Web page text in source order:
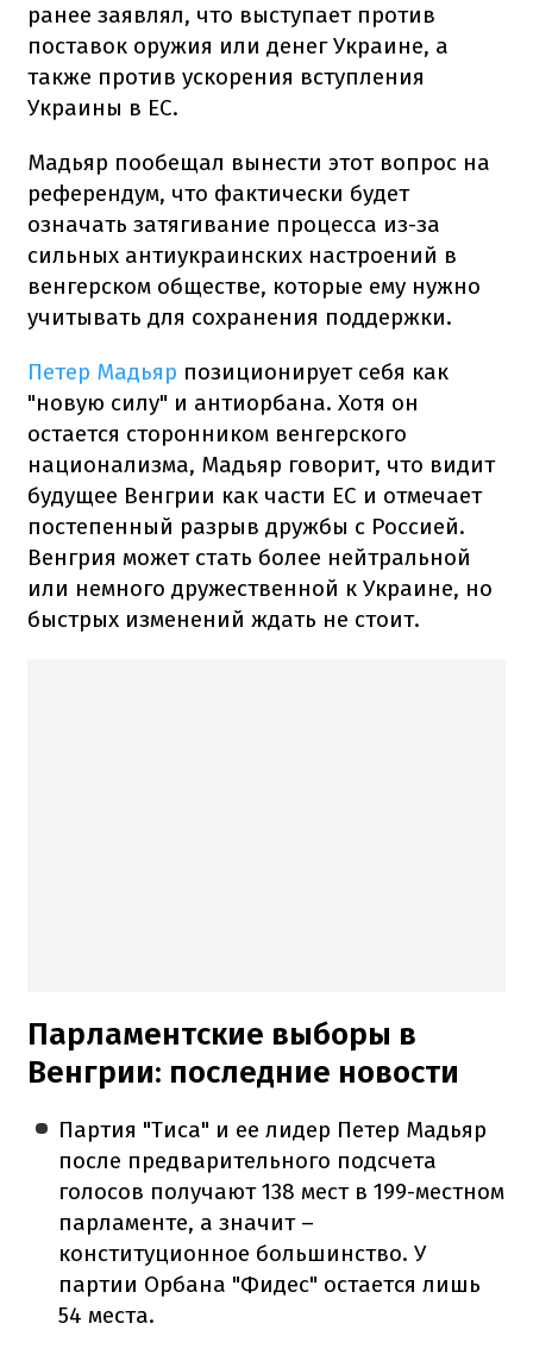
ранее заявлял, что выступает против
поставок оружия или денег Украине, а
также против ускорения вступления
Украины в ЕС.
Мадьяр пообещал вынести этот вопрос на
референдум, что фактически будет
означать затягивание процесса из-за
сильных антиукраинских настроений в
венгерском обществе, которые ему нужно
учитывать для сохранения поддержки.
Петер Мадьяр позиционирует себя как
"новую силу" и антиорбана. Хотя он
остается сторонником венгерского
национализма, Мадьяр говорит, что видит
будущее Венгрии как части ЕС и отмечает
постепенный разрыв дружбы с Россией.
Венгрия может стать более нейтральной
или немного дружественной к Украине, но
быстрых изменений ждать не стоит.
Парламентские выборы в
Венгрии: последние новости
Партия "Тиса" и ее лидер Петер Мадьяр
после предварительного подсчета
голосов получают 138 мест в 199-местном
парламенте, а значит –
конституционное большинство. У
партии Орбана "Фидес" остается лишь
54 места.